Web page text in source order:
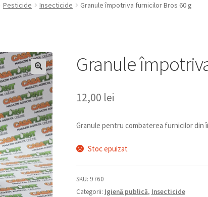
Pesticide Insecticide Granule împotriva furnicilor Bros 60 g
Granule
12,00 lei
Granule pentru combaterea furnicilor din
Stoc epuizat
SKU: 9760
Categorii: Igienă publică, Insecticide